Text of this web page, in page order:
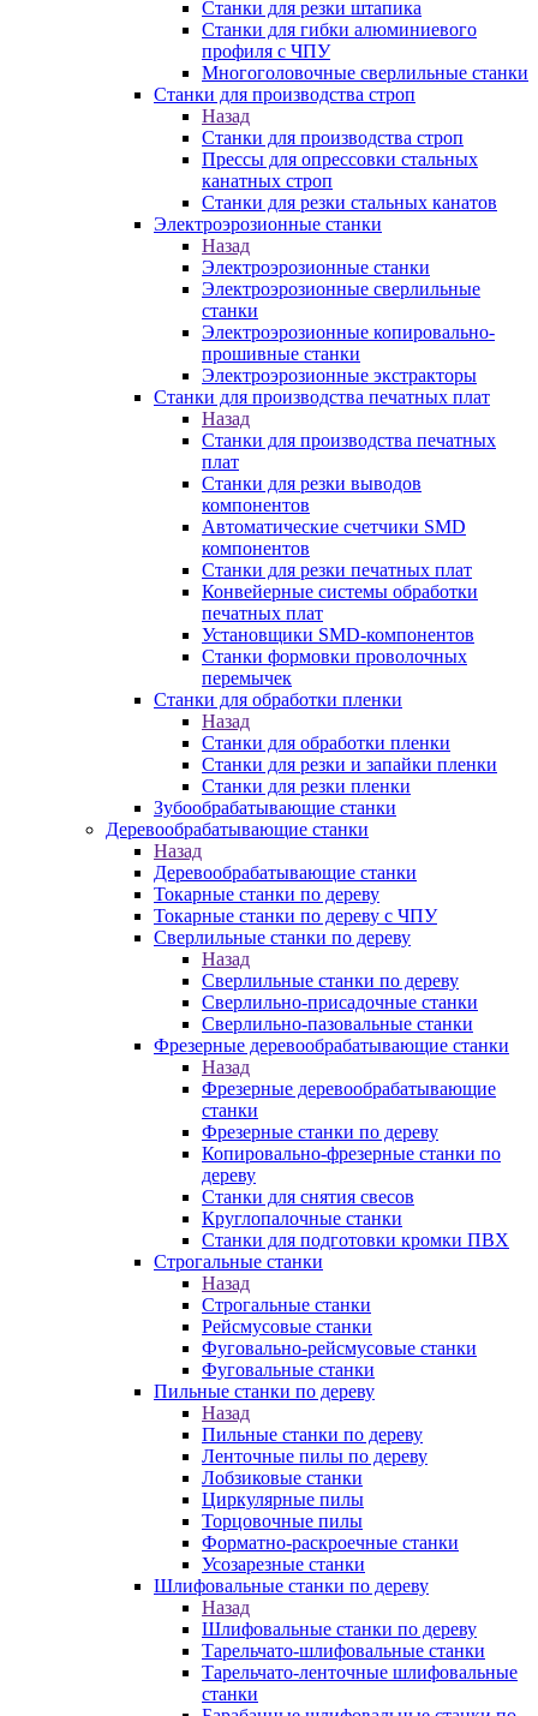
Станки для резки штапика
Станки для гибки алюминиевого
профиля с ЧПУ
Многоголовочные сверлильные станки
Станки для производства строп
Назад
Станки для производства строп
Прессы для опрессовки стальных
канатных строп
Станки для резки стальных канатов
Электроэрозионные станки
Назад
Электроэрозионные станки
Электроэрозионные сверлильные
станки
Электроэрозионные копировально-
прошивные станки
Электроэрозионные экстракторы
Станки для производства печатных плат
Назад
Станки для производства печатных
плат
Станки для резки выводов
компонентов
Автоматические счетчики SMD
компонентов
Станки для резки печатных плат
Конвейерные системы обработки
печатных плат
Установщики SMD-компонентов
Станки формовки проволочных
перемычек
Станки для обработки пленки
Назад
Станки для обработки пленки
Станки для резки и запайки пленки
Станки для резки пленки
Зубообрабатывающие станки
Деревообрабатывающие станки
Назад
Деревообрабатывающие станки
Токарные станки по дереву
Токарные станки по дереву с ЧПУ
Сверлильные станки по дереву
Назад
Сверлильные станки по дереву
Сверлильно-присадочные станки
Сверлильно-пазовальные станки
Фрезерные деревообрабатывающие станки
Назад
Фрезерные деревообрабатывающие
станки
Фрезерные станки по дереву
Копировально-фрезерные станки по
дереву
Станки для снятия свесов
Круглопалочные станки
Станки для подготовки кромки ПВХ
Строгальные станки
Назад
Строгальные станки
Рейсмусовые станки
Фуговально-рейсмусовые станки
Фуговальные станки
Пильные станки по дереву
Назад
Пильные станки по дереву
Ленточные пилы по дереву
Лобзиковые станки
Циркулярные пилы
Торцовочные пилы
Форматно-раскроечные станки
Усозарезные станки
Шлифовальные станки по дереву
Назад
Шлифовальные станки по дереву
Тарельчато-шлифовальные станки
Тарельчато-ленточные шлифовальные
станки